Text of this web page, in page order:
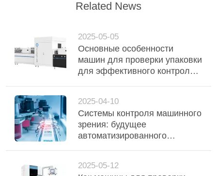
Related News
2025-05-05
Основные особенности
машин для проверки упаковки
для эффективного контроля
2025-04-10
Системы контроля машинного
зрения: будущее
автоматизированного
2025-05-12